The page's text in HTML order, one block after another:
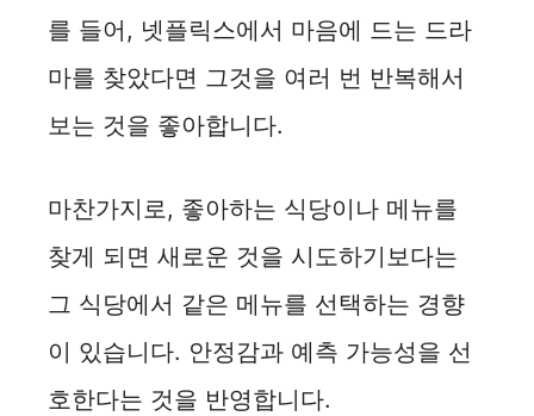
를 들어, 넷플릭스에서 마음에 드는 드라
마를 찾았다면 그것을 여러 번 반복해서
보는 것을 좋아합니다.
마찬가지로, 좋아하는 식당이나 메뉴를
찾게 되면 새로운 것을 시도하기보다는
그 식당에서 같은 메뉴를 선택하는 경향
이 있습니다. 안정감과 예측 가능성을 선
호한다는 것을 반영합니다.